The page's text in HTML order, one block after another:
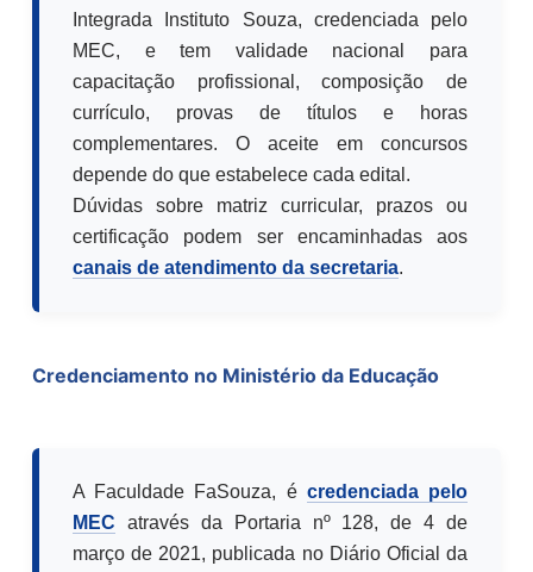
Integrada Instituto Souza, credenciada pelo
MEC, e tem validade nacional para
capacitação profissional, composição de
currículo, provas de títulos e horas
complementares. O aceite em concursos
depende do que estabelece cada edital.
Dúvidas sobre matriz curricular, prazos ou
certificação podem ser encaminhadas aos
canais de atendimento da secretaria.
Credenciamento no Ministério da Educação
A Faculdade FaSouza, é credenciada pelo
MEC através da Portaria nº 128, de 4 de
março de 2021, publicada no Diário Oficial da